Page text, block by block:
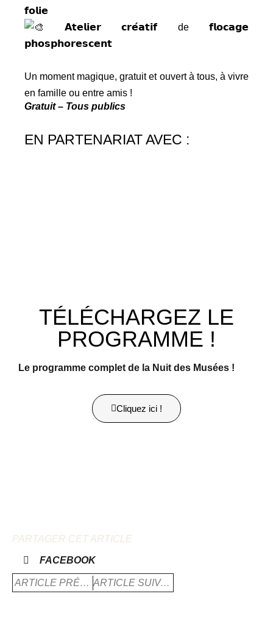
𝗳𝗼𝗹𝗶𝗲
𝗔𝘁𝗲𝗹𝗶𝗲𝗿 𝗰𝗿𝗲́𝗮𝘁𝗶𝗳 de 𝗳𝗹𝗼𝗰𝗮𝗴𝗲
𝗽𝗵𝗼𝘀𝗽𝗵𝗼𝗿𝗲𝘀𝗰𝗲𝗻𝘁
Un moment magique, gratuit et ouvert à tous, à vivre
en famille ou entre amis !
Gratuit – Tous publics
EN PARTENARIAT AVEC :
TÉLÉCHARGEZ LE
PROGRAMME !
Le programme complet de la Nuit des Musées !
Cliquez ici !
PARTAGER CET ARTICLE
FACEBOOK
ARTICLE PRÉCÈDENT ARTICLE SUIVANT